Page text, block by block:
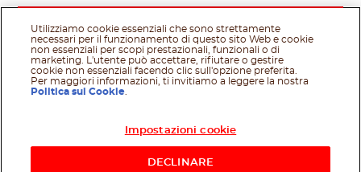
Utilizziamo cookie essenziali che sono strettamente
necessari per il funzionamento di questo sito Web e cookie
non essenziali per scopi prestazionali, funzionali o di
marketing. L'utente può accettare, rifiutare o gestire
cookie non essenziali facendo clic sull'opzione preferita.
Per maggiori informazioni, ti invitiamo a leggere la nostra
Politica sui Cookie
Impostazioni cookie
DECLINARE